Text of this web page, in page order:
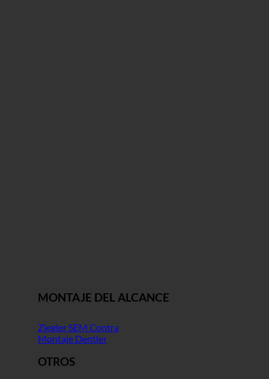
MONTAJE DEL ALCANCE
Ziegler SEM Contra
Montaje Dentler
OTROS